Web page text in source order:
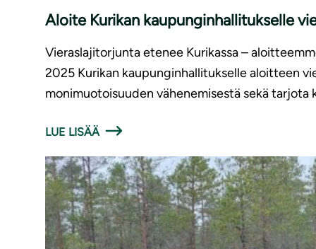
Aloite Kurikan kaupunginhallitukselle
Vieraslajitorjunta etenee Kurikassa –
2025 Kurikan kaupunginhallitukselle aloitteen
monimuotoisuuden vähenemisestä sekä
LUE LISÄÄ